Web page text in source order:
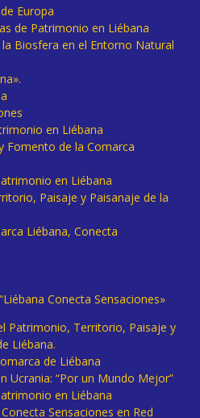
Europa
de Patrimonio en Liébana
Biosfera en el Entorno Natural
en Liébana
Fomento de la Comarca
en Liébana
Paisaje y Paisanaje de la
Liébana, Conecta
Conecta Sensaciones»
Patrimonio, Territorio, Paisaje y
Liébana.
de Liébana
Ucrania: “Por un Mundo Mejor”
en Liébana
Sensaciones en Red